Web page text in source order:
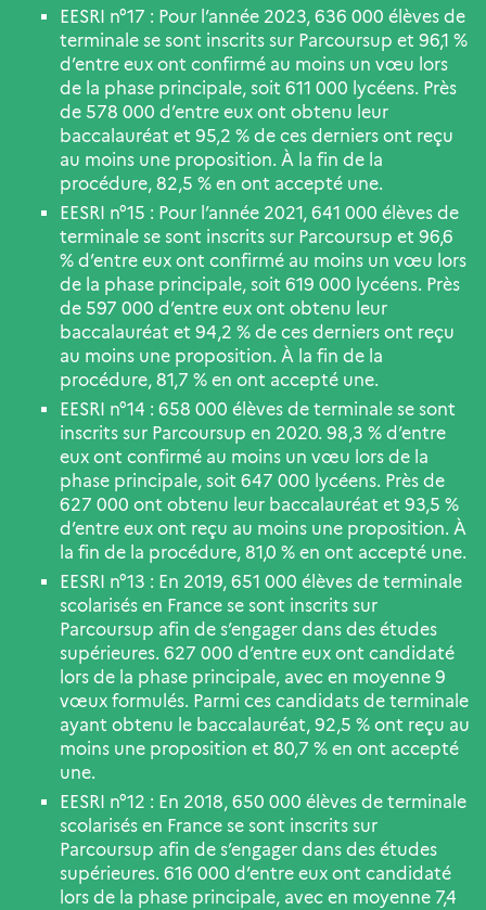
EESRI n°17 : Pour l’année 2023, 636 000 élèves de
terminale se sont inscrits sur Parcoursup et 96,1 %
d’entre eux ont confirmé au moins un vœu lors
de la phase principale, soit 611 000 lycéens. Près
de 578 000 d’entre eux ont obtenu leur
baccalauréat et 95,2 % de ces derniers ont reçu
au moins une proposition. À la fin de la
procédure, 82,5 % en ont accepté une.
EESRI n°15 : Pour l’année 2021, 641 000 élèves de
terminale se sont inscrits sur Parcoursup et 96,6
% d’entre eux ont confirmé au moins un vœu lors
de la phase principale, soit 619 000 lycéens. Près
de 597 000 d’entre eux ont obtenu leur
baccalauréat et 94,2 % de ces derniers ont reçu
au moins une proposition. À la fin de la
procédure, 81,7 % en ont accepté une.
EESRI n°14 : 658 000 élèves de terminale se sont
inscrits sur Parcoursup en 2020. 98,3 % d’entre
eux ont confirmé au moins un vœu lors de la
phase principale, soit 647 000 lycéens. Près de
627 000 ont obtenu leur baccalauréat et 93,5 %
d’entre eux ont reçu au moins une proposition. À
la fin de la procédure, 81,0 % en ont accepté une.
EESRI n°13 : En 2019, 651 000 élèves de terminale
scolarisés en France se sont inscrits sur
Parcoursup afin de s’engager dans des études
supérieures. 627 000 d’entre eux ont candidaté
lors de la phase principale, avec en moyenne 9
vœux formulés. Parmi ces candidats de terminale
ayant obtenu le baccalauréat, 92,5 % ont reçu au
moins une proposition et 80,7 % en ont accepté
une.
EESRI n°12 : En 2018, 650 000 élèves de terminale
scolarisés en France se sont inscrits sur
Parcoursup afin de s’engager dans des études
supérieures. 616 000 d’entre eux ont candidaté
lors de la phase principale, avec en moyenne 7,4